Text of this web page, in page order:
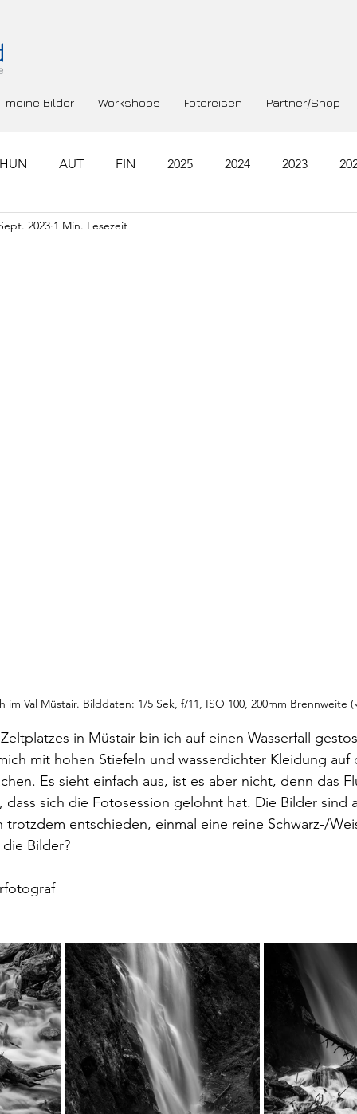
meine Bilder Workshops Fotoreisen Partner/Shop
HUN AUT FIN 2025 2024 2023
GRC NLD
2023 1 Min. Lesezeit
im Val Müstair. Bilddaten: 1/5 Sek, f/11, ISO 100, 200mm Brennweite
in Müstair bin ich auf einen Wasserfall
mit hohen Stiefeln und wasserdichter Kleidung
Es sieht einfach aus, ist es aber nicht, denn das
dass sich die Fotosession gelohnt hat. Die Bilder sind
trotzdem entschieden, einmal eine reine Schwarz-/
Bilder?